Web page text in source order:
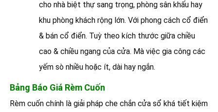
cho nhà biệt thự sang trọng, phòng sân khấu hay
khu phòng khách rộng lớn. Với phong cách cổ điển
& bán cổ điển. Tuỳ theo kích thước giữa chiều
cao & chiều ngang của cửa. Mà việc gia công các
yếm sò nhiều hoặc ít, dài hay ngắn.
Bảng Báo Giá Rèm Cuốn
Rèm cuốn chính là giải pháp che chắn cửa sổ khá tiết kiệm